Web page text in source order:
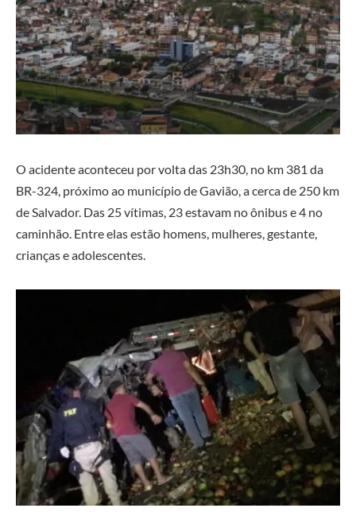
O acidente aconteceu por volta das 23h30, no km 381 da
BR-324, próximo ao município de Gavião, a cerca de 250 km
de Salvador. Das 25 vítimas, 23 estavam no ônibus e 4 no
caminhão. Entre elas estão homens, mulheres, gestante,
crianças e adolescentes.